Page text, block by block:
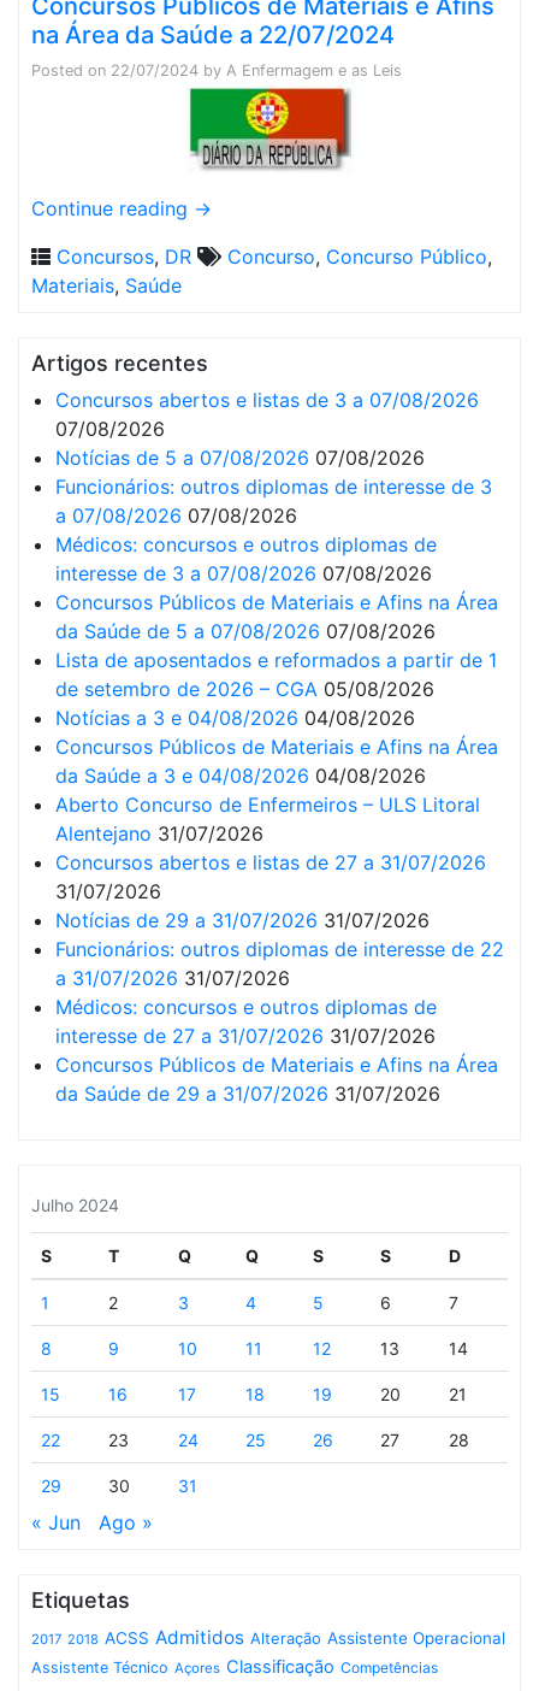
Concursos Públicos de Materiais e Afins
na Área da Saúde a 22/07/2024
Posted on 22/07/2024 by A Enfermagem e as Leis
Continue reading →
Concursos, DR Concurso, Concurso Público,
Materiais, Saúde
Artigos recentes
Concursos abertos e listas de 3 a 07/08/2026
07/08/2026
Notícias de 5 a 07/08/2026 07/08/2026
Funcionários: outros diplomas de interesse de 3
a 07/08/2026 07/08/2026
Médicos: concursos e outros diplomas de
interesse de 3 a 07/08/2026 07/08/2026
Concursos Públicos de Materiais e Afins na Área
da Saúde de 5 a 07/08/2026 07/08/2026
Lista de aposentados e reformados a partir de 1
de setembro de 2026 – CGA 05/08/2026
Notícias a 3 e 04/08/2026 04/08/2026
Concursos Públicos de Materiais e Afins na Área
da Saúde a 3 e 04/08/2026 04/08/2026
Aberto Concurso de Enfermeiros – ULS Litoral
Alentejano 31/07/2026
Concursos abertos e listas de 27 a 31/07/2026
31/07/2026
Notícias de 29 a 31/07/2026 31/07/2026
Funcionários: outros diplomas de interesse de 22
a 31/07/2026 31/07/2026
Médicos: concursos e outros diplomas de
interesse de 27 a 31/07/2026 31/07/2026
Concursos Públicos de Materiais e Afins na Área
da Saúde de 29 a 31/07/2026 31/07/2026
Julho 2024
S T Q Q S S D
1 2 3 4 5 6 7
8 9 10 11 12 13 14
15 16 17 18 19 20 21
22 23 24 25 26 27 28
29 30 31
« Jun Ago »
Etiquetas
2017 2018 ACSS Admitidos Alteração Assistente Operacional
Assistente Técnico Açores Classificação Competências